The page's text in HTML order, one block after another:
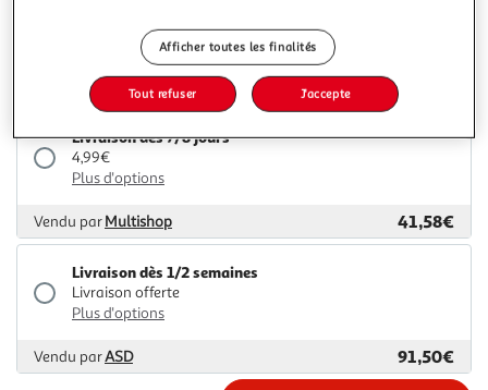
Plus d'options
Vendu par 2KINGS 40,68€
Livraison dès 7/8 jours
4,99€
Plus d'options
Vendu parMultishop 41,58€
Livraison dès 1/2 semaines
Livraison offerte
Plus d'options
Vendu parASD 91,50€
Afficher toutes les finalités
Tout refuser J'accepte